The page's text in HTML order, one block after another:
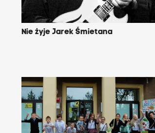
Nie żyje Jarek Śmietana